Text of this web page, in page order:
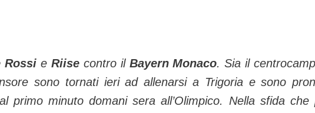
Rossi e Riise contro il Bayern Monaco. Sia il
sono tornati ieri ad allenarsi a Trigoria e sono
primo minuto domani sera all’Olimpico. Nella sfida che